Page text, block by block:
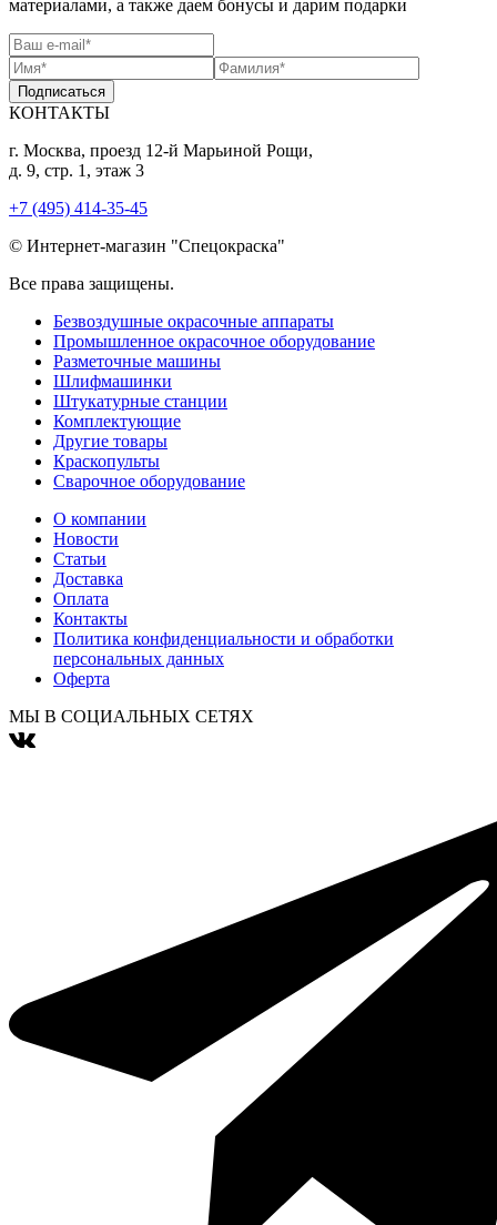
материалами, а также даем бонусы и дарим подарки
Подписаться
КОНТАКТЫ
г. Москва, проезд 12-й Марьиной Рощи,
д. 9, стр. 1, этаж 3
+7 (495) 414-35-45
© Интернет-магазин "Спецокраска"
Все права защищены.
Безвоздушные окрасочные аппараты
Промышленное окрасочное оборудование
Разметочные машины
Шлифмашинки
Штукатурные станции
Комплектующие
Другие товары
Краскопульты
Сварочное оборудование
О компании
Новости
Статьи
Доставка
Оплата
Контакты
Политика конфиденциальности и обработки
персональных данных
Оферта
МЫ В СОЦИАЛЬНЫХ СЕТЯХ